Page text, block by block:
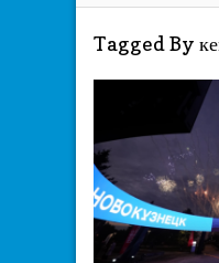
Tagged By